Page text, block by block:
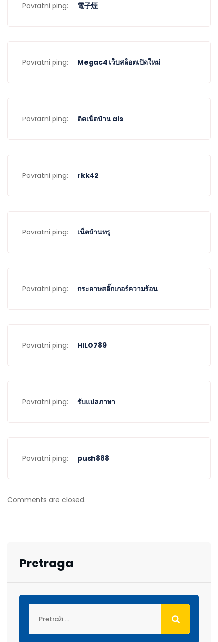
Povratni ping: 電子煙
Povratni ping: Megac4 เว็บสล็อตเปิดใหม่
Povratni ping: ติดเน็ตบ้าน ais
Povratni ping: rkk42
Povratni ping: เน็ตบ้านทรู
Povratni ping: กระดาษสติ๊กเกอร์ความร้อน
Povratni ping: HILO789
Povratni ping: รับแปลภาษา
Povratni ping: push888
Comments are closed.
Pretraga